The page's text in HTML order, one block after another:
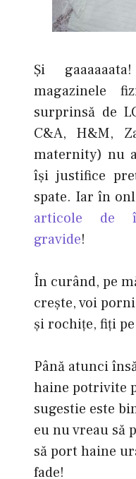
Şi
magazinele
surprinsă de
C&A, H&M,
maternity) nu
îşi justifice
spate. Iar în
articole de
gravide!
În curând, pe
crește, voi
şi rochiţe, fiţi pe
Până atunci
haine potrivite
sugestie este
eu nu vreau să
să port haine
fade!